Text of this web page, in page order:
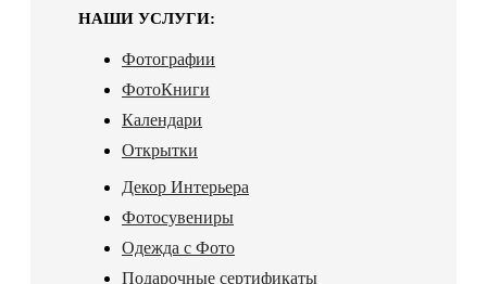
НАШИ УСЛУГИ:
Фотографии
ФотоКниги
Календари
Открытки
Декор Интерьера
Фотосувениры
Одежда с Фото
Подарочные сертификаты